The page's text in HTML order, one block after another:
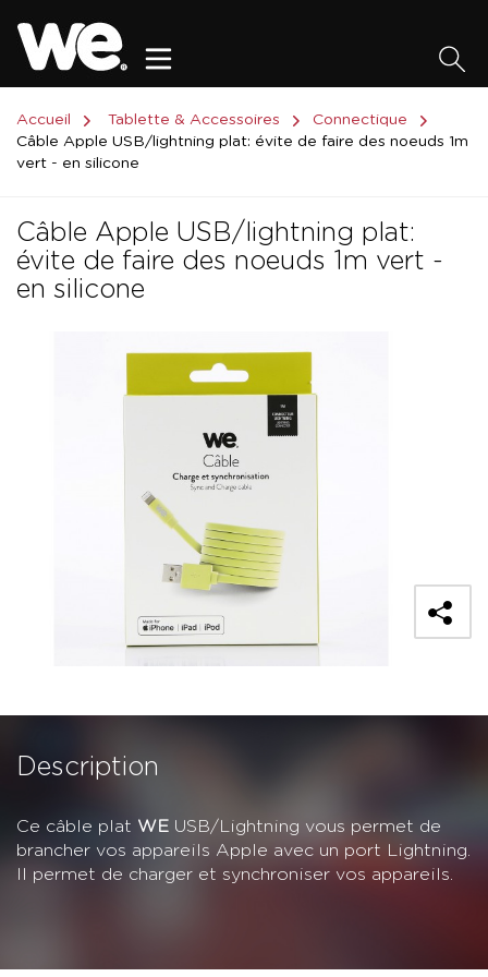
Accueil Tablette & Accessoires
Connectique
Câble Apple USB/lightning plat: évite de faire des noeuds 1m
vert - en silicone
Câble Apple USB/lightning plat:
évite de faire des noeuds 1m vert -
en silicone
Description
Ce câble plat WE USB/Lightning vous permet de
brancher vos appareils Apple avec un port Lightning.
Il permet de charger et synchroniser vos appareils.